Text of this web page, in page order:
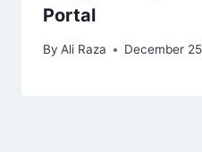
Portal
By Ali Raza December